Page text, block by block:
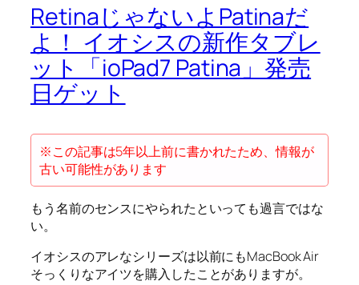
RetinaじゃないよPatinaだ
よ！ イオシスの新作タブレ
ット「ioPad7 Patina」発売
日ゲット
※この記事は5年以上前に書かれたため、情報が
古い可能性があります
もう名前のセンスにやられたといっても過言ではな
い。
イオシスのアレなシリーズは以前にもMacBook Air
そっくりなアイツを購入したことがありますが。